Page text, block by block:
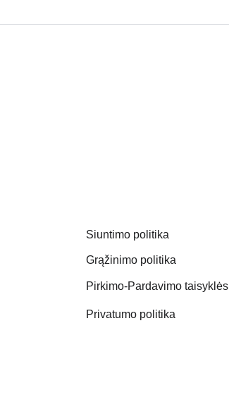
Siuntimo politika
Grąžinimo politika
Pirkimo-Pardavimo taisyklės
Privatumo politika